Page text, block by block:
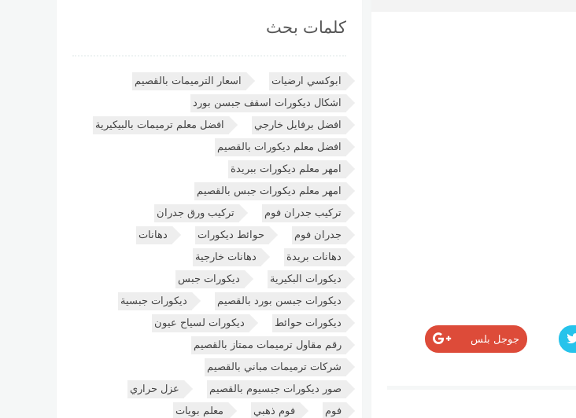
جوجل بلس
كلمات بحث
ابوكسي ارضيات
اسعار الترميمات بالقصيم
اشكال ديكورات اسقف جبسن بورد
افضل برفايل خارجي
افضل معلم ترميمات بالبيكيرية
افضل معلم ديكورات بالقصيم
امهر معلم ديكورات ببريدة
امهر معلم ديكورات جبس بالقصيم
تركيب جدران فوم
تركيب ورق جدران
جدران فوم
حوائط ديكورات
دهانات
دهانات بريدة
دهانات خارجية
ديكورات البكيرية
ديكورات جبس
ديكورات جبسن بورد بالقصيم
ديكورات جبسية
ديكورات حوائط
ديكورات لسياح عيون
رقم مقاول ترميمات ممتاز بالقصيم
شركات ترميمات مباني بالقصيم
صور ديكورات جبسيوم بالقصيم
عزل حراري
فوم
فوم ذهبي
معلم بويات